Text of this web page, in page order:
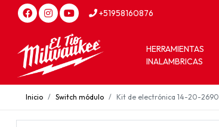
+51958160876
HERRAMIENTAS
INALAMBRICAS
Inicio Switch módulo Kit de electrónica 14-20-2690